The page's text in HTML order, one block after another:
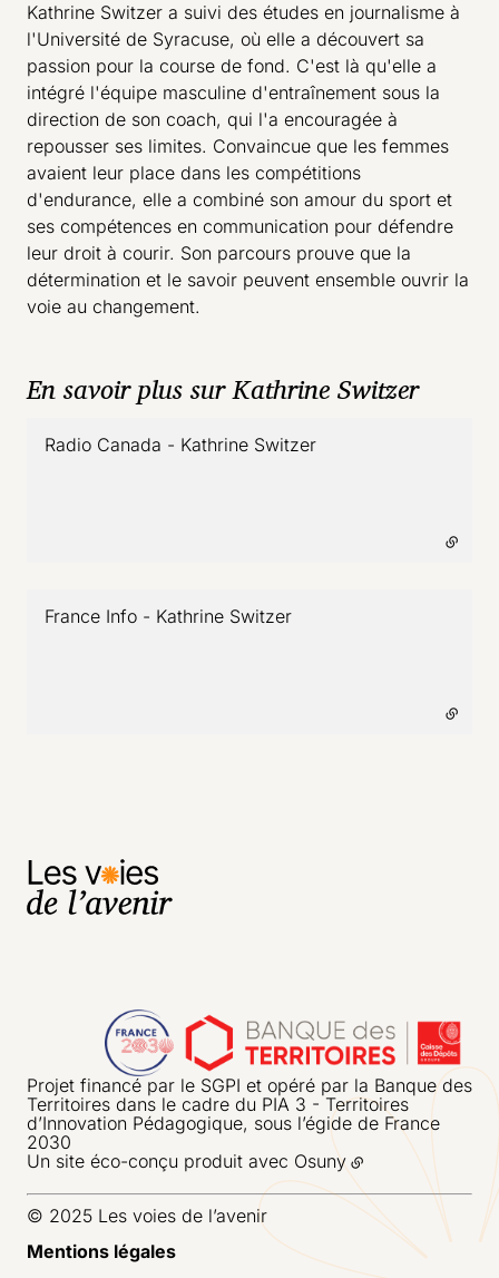
Kathrine Switzer a suivi des études en journalisme à
l'Université de Syracuse, où elle a découvert sa
passion pour la course de fond. C'est là qu'elle a
intégré l'équipe masculine d'entraînement sous la
direction de son coach, qui l'a encouragée à
repousser ses limites. Convaincue que les femmes
avaient leur place dans les compétitions
d'endurance, elle a combiné son amour du sport et
ses compétences en communication pour défendre
leur droit à courir. Son parcours prouve que la
détermination et le savoir peuvent ensemble ouvrir la
voie au changement.
En savoir plus sur Kathrine Switzer
Radio Canada - Kathrine Switzer
France Info - Kathrine Switzer
Projet financé par le SGPI et opéré par la Banque des
Territoires dans le cadre du PIA 3 - Territoires
d’Innovation Pédagogique, sous l’égide de France
2030
Un site éco-conçu produit avec Osuny
© 2025 Les voies de l’avenir
Mentions légales